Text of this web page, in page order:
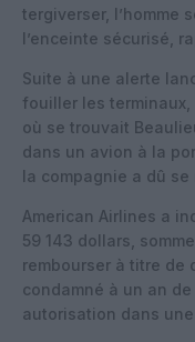
tergiverser, l’homme
l’enceinte sécurisé,
Suite à une alerte
fouiller les
où se trouvait
dans un avion à la
la compagnie a dû
American Airlines a
59 143 dollars,
rembourser à titre de
condamné à un an
autorisation dans